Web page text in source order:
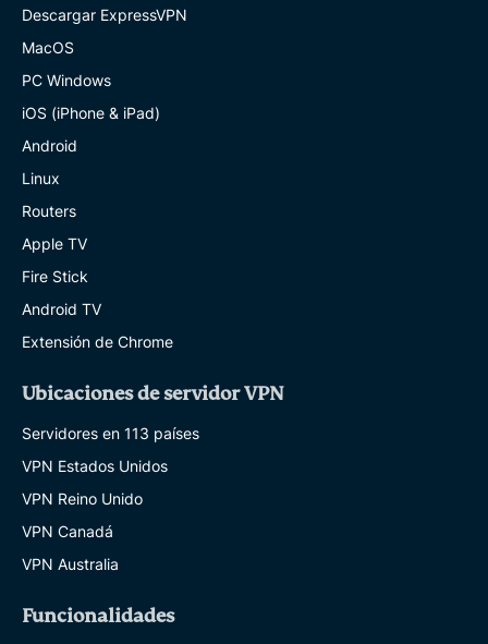
Descargar ExpressVPN
MacOS
PC Windows
iOS (iPhone & iPad)
Android
Linux
Routers
Apple TV
Fire Stick
Android TV
Extensión de Chrome
Ubicaciones de servidor VPN
Servidores en 113 países
VPN Estados Unidos
VPN Reino Unido
VPN Canadá
VPN Australia
Funcionalidades